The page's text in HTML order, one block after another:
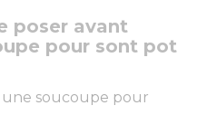
poser avant
pour sont pot
soucoupe pour